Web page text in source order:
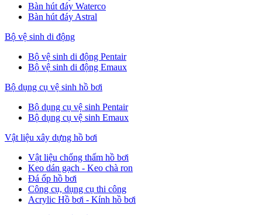
Bàn hút đáy Waterco
Bàn hút đáy Astral
Bộ vệ sinh di động
Bộ vệ sinh di động Pentair
Bộ vệ sinh di động Emaux
Bộ dụng cụ vệ sinh hồ bơi
Bộ dụng cụ vệ sinh Pentair
Bộ dụng cụ vệ sinh Emaux
Vật liệu xây dựng hồ bơi
Vật liệu chống thấm hồ bơi
Keo dán gạch - Keo chà ron
Đá ốp hồ bơi
Công cụ, dụng cụ thi công
Acrylic Hồ bơi - Kính hồ bơi